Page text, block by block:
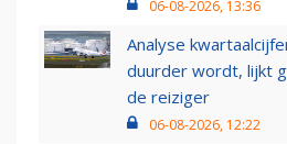
06-08-2026, 13:36
Analyse
duurder wordt, lijkt
de reiziger
06-08-2026, 12:22